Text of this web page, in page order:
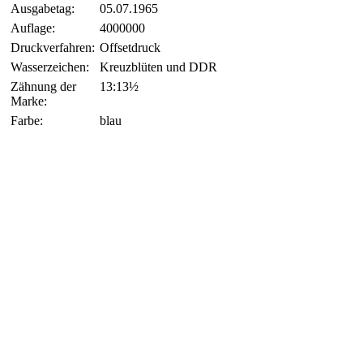
Ausgabetag:
05.07.1965
Auflage:
4000000
Druckverfahren: Offsetdruck
Wasserzeichen:
Kreuzblüten und DDR
Zähnung der
Marke:
13:13½
Farbe: blau